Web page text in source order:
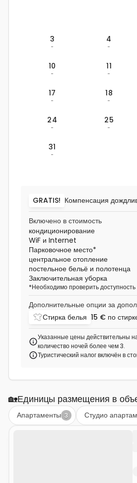
3
-
4
-
10
-
11
-
17
-
18
-
24
-
25
-
31
-
GRATIS! Компенсация
Включено в стоимость
кондиционирование
WiF и Internet
Парковочное место*
центральное отопление
постельное бельё и полотенца
Заключительная уборка
*Необходимо проверить доступность
Дополнительные опции за
Стирка белья 15 € по
Указанные цены действительны
количество ночей более чем 3.
Туристический налог включён в
🏡Единицы размещения в
Апартаменты 3 Студио